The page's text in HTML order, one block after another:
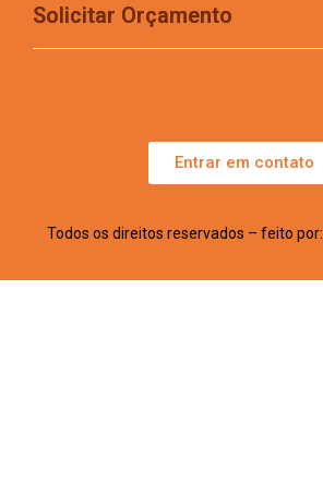
Solicitar Orçamento
Entrar em contato
Todos os direitos reservados – feito por: